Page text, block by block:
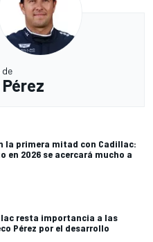
de
la primera mitad con Cadillac:
en 2026 se acercará mucho a
resta importancia a las
Pérez por el desarrollo